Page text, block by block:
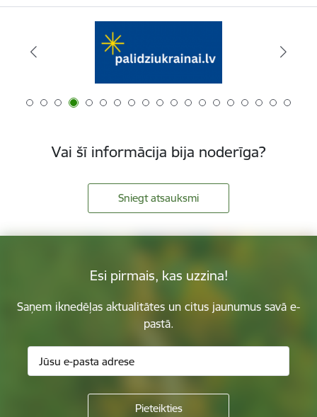
Vai šī informācija bija noderīga?
Sniegt atsauksmi
Esi pirmais, kas uzzina!
Saņem iknedēļas aktualitātes un citus jaunumus savā e-
pastā.